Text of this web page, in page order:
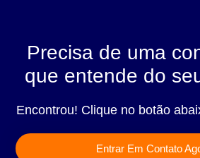
Precisa de uma
que entende do
Encontrou! Clique no botão
Entrar Em Contato